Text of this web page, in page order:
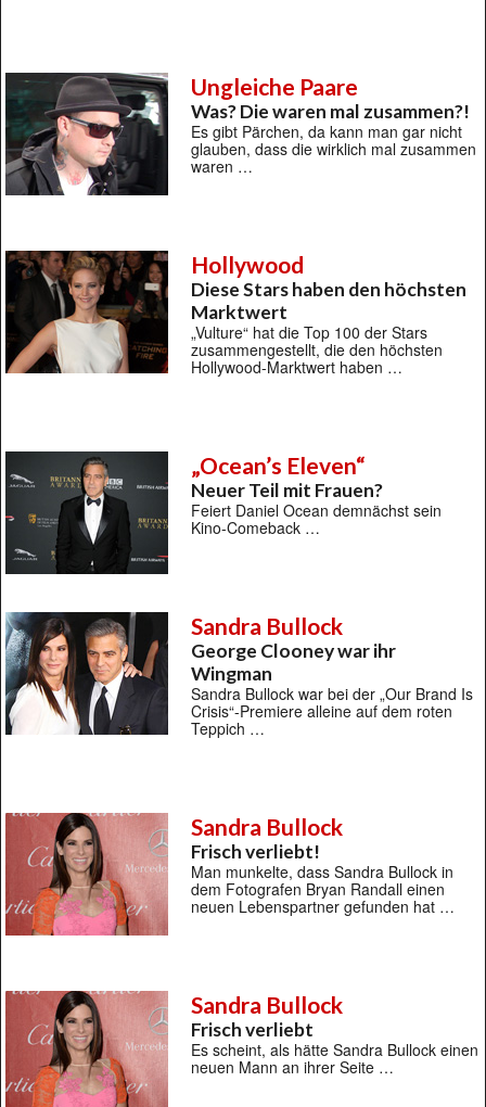
Ungleiche Paare
Was? Die waren mal zusammen?!
Es gibt Pärchen, da kann man gar nicht
glauben, dass die wirklich mal zusammen
waren …
Hollywood
Diese Stars haben den höchsten
Marktwert
„Vulture“ hat die Top 100 der Stars
zusammengestellt, die den höchsten
Hollywood-Marktwert haben …
„Ocean’s Eleven“
Neuer Teil mit Frauen?
Feiert Daniel Ocean demnächst sein
Kino-Comeback …
Sandra Bullock
George Clooney war ihr
Wingman
Sandra Bullock war bei der „Our Brand Is
Crisis“-Premiere alleine auf dem roten
Teppich …
Sandra Bullock
Frisch verliebt!
Man munkelte, dass Sandra Bullock in
dem Fotografen Bryan Randall einen
neuen Lebenspartner gefunden hat …
Sandra Bullock
Frisch verliebt
Es scheint, als hätte Sandra Bullock einen
neuen Mann an ihrer Seite …